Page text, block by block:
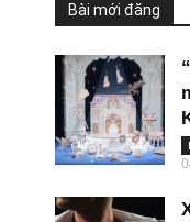
Bài mới đăng